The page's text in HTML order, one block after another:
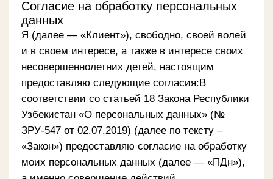
«Закон») предоставляю согласие на обработку
моих персональных данных (далее — «ПДн»),
а именно совершение действий,
предусмотренных абзацем 5 пункта 1 статьи 4
Закона на указанных ниже условиях:
Настоящее согласие на обработку
персональных данных предоставляется
следующему лицу (далее по тексту –
Совместное предприятие «RBMBL TAS»в
форме общества с ограниченной
ответственности (юридический адрес: г.
Ташкент, Яккасарайский район, «Дамарик»
МСГ, улица Кичикхалкайули, дом 87; ИНН
310 688 095; регистрационный номер